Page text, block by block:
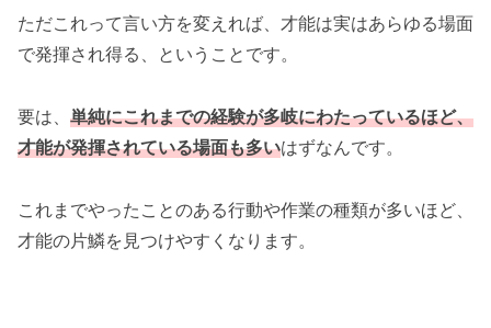
ただこれって言い方を変えれば、才能は実はあらゆる場面
で発揮され得る、ということです。
要は、 単純にこれまでの経験が多岐にわたっているほど、
才能が発揮されている場面も多いはずなんです。
これまでやったことのある行動や作業の種類が多いほど、
才能の片鱗を見つけやすくなります。